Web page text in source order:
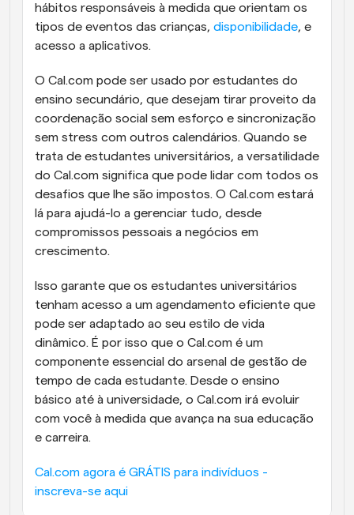
hábitos responsáveis à medida que orientam os
tipos de eventos das crianças, disponibilidade, e
acesso a aplicativos.
O Cal.com pode ser usado por estudantes do
ensino secundário, que desejam tirar proveito da
coordenação social sem esforço e sincronização
sem stress com outros calendários. Quando se
trata de estudantes universitários, a versatilidade
do Cal.com significa que pode lidar com todos os
desafios que lhe são impostos. O Cal.com estará
lá para ajudá-lo a gerenciar tudo, desde
compromissos pessoais a negócios em
crescimento.
Isso garante que os estudantes universitários
tenham acesso a um agendamento eficiente que
pode ser adaptado ao seu estilo de vida
dinâmico. É por isso que o Cal.com é um
componente essencial do arsenal de gestão de
tempo de cada estudante. Desde o ensino
básico até à universidade, o Cal.com irá evoluir
com você à medida que avança na sua educação
e carreira.
Cal.com agora é GRÁTIS para indivíduos -
inscreva-se aqui